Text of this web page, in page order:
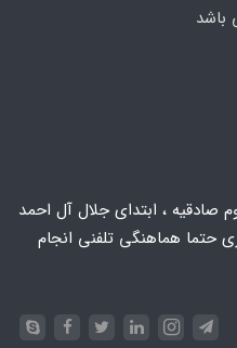
باشد
دوم صادقیه ، ابتدای جلال آل احمد
حتما هماهنگی تلفنی انجام